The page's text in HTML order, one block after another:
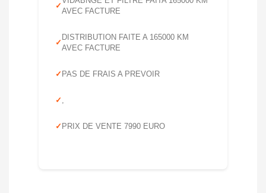
AVEC FACTURE
DISTRIBUTION FAITE A 165000 KM
AVEC FACTURE
PAS DE FRAIS A PREVOIR
,
PRIX DE VENTE 7990 EURO